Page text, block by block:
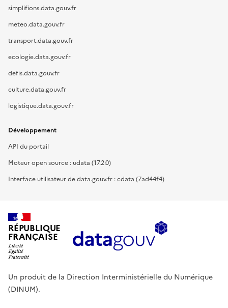
simplifions.data.gouv.fr
meteo.data.gouv.fr
transport.data.gouv.fr
ecologie.data.gouv.fr
defis.data.gouv.fr
culture.data.gouv.fr
logistique.data.gouv.fr
Développement
API du portail
Moteur open source : udata (17.2.0)
Interface utilisateur de data.gouv.fr : cdata (7ad44f4)
RÉPUBLIQUE
FRANÇAISE
Un produit de la Direction Interministérielle du Numérique
(DINUM).